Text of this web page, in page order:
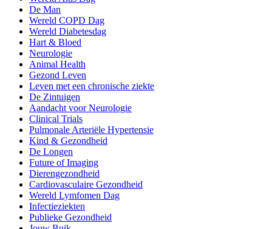
De Man
Wereld COPD Dag
Wereld Diabetesdag
Hart & Bloed
Neurologie
Animal Health
Gezond Leven
Leven met een chronische ziekte
De Zintuigen
Aandacht voor Neurologie
Clinical Trials
Pulmonale Arteriële Hypertensie
Kind & Gezondheid
De Longen
Future of Imaging
Dierengezondheid
Cardiovasculaire Gezondheid
Wereld Lymfomen Dag
Infectieziekten
Publieke Gezondheid